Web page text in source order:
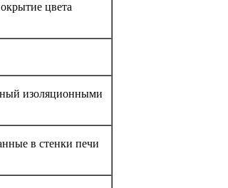
цвета
изоляционными
в стенки печи